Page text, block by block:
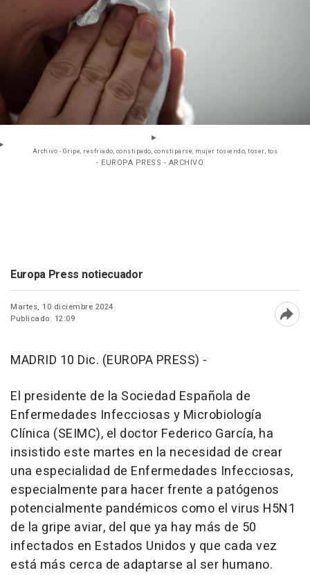
Archivo - Gripe, resfriado, constipado, constiparse, mujer tosiendo, toser, tos
- EUROPA PRESS - ARCHIVO
Europa Press notiecuador
Martes, 10 diciembre 2024
Publicado: 12:09
MADRID 10 Dic. (EUROPA PRESS) -
El presidente de la Sociedad Española de
Enfermedades Infecciosas y Microbiología
Clínica (SEIMC), el doctor Federico García, ha
insistido este martes en la necesidad de crear
una especialidad de Enfermedades Infecciosas,
especialmente para hacer frente a patógenos
potencialmente pandémicos como el virus H5N1
de la gripe aviar, del que ya hay más de 50
infectados en Estados Unidos y que cada vez
está más cerca de adaptarse al ser humano.